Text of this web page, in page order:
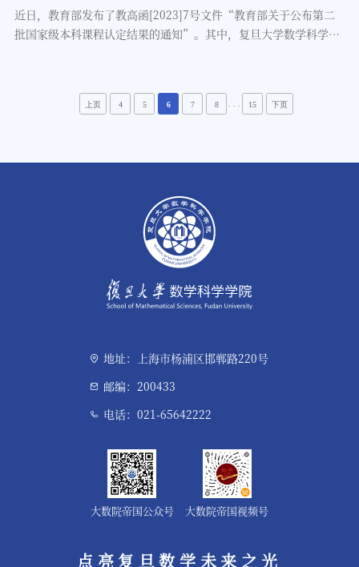
才资助计划之一。秉承“面向未来、奖励潜力、鼓励探索”的宗
旨，面
近日，教育部发布了教高函[2023]7号文件“教育部关于公布第二
批国家级本科课程认定结果的通知”。其中，复旦大学数学科学学
程，成功入选。数学科学学院2023年6月13日
上页 4 5 6 7 8 15 下页
地址：上海市杨浦区邯郸路220号
邮编：200433
电话：021-65642222
大数院帝国公众号 大数院帝国视频号
点亮复旦数学未来之光